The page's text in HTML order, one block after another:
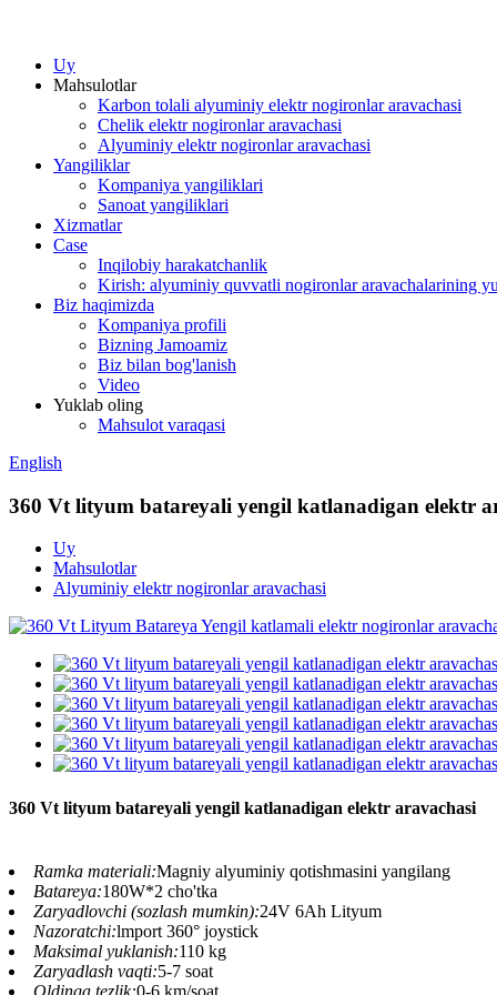
Uy
Mahsulotlar
Karbon tolali alyuminiy elektr nogironlar aravachasi
Chelik elektr nogironlar aravachasi
Alyuminiy elektr nogironlar aravachasi
Yangiliklar
Kompaniya yangiliklari
Sanoat yangiliklari
Xizmatlar
Case
Inqilobiy harakatchanlik
Kirish: alyuminiy quvvatli nogironlar aravachalarining
Biz haqimizda
Kompaniya profili
Bizning Jamoamiz
Biz bilan bog'lanish
Video
Yuklab oling
Mahsulot varaqasi
English
360 Vt lityum batareyali yengil katlanadigan elektr
Uy
Mahsulotlar
Alyuminiy elektr nogironlar aravachasi
360 Vt lityum batareyali yengil katlanadigan elektr aravachasi
Ramka materiali:Magniy alyuminiy qotishmasini yangilang
Batareya:180W*2 cho'tka
Zaryadlovchi (sozlash mumkin):24V 6Ah Lityum
Nazoratchi:lmport 360° joystick
Maksimal yuklanish:110 kg
Zaryadlash vaqti:5-7 soat
Oldinga tezlik:0-6 km/soat